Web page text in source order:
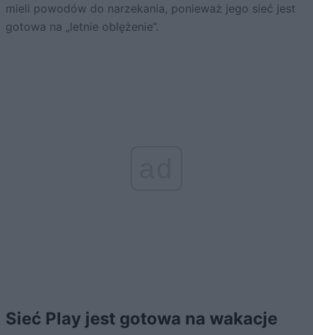
mieli powodów do narzekania, ponieważ jego sieć jest
gotowa na „letnie oblężenie”.
Sieć Play jest gotowa na wakacje